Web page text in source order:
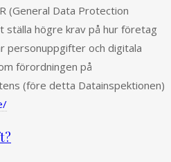
(General Data Protection
ställa högre krav på hur företag
personuppgifter och digitala
förordningen på
(före detta Datainspektionen)